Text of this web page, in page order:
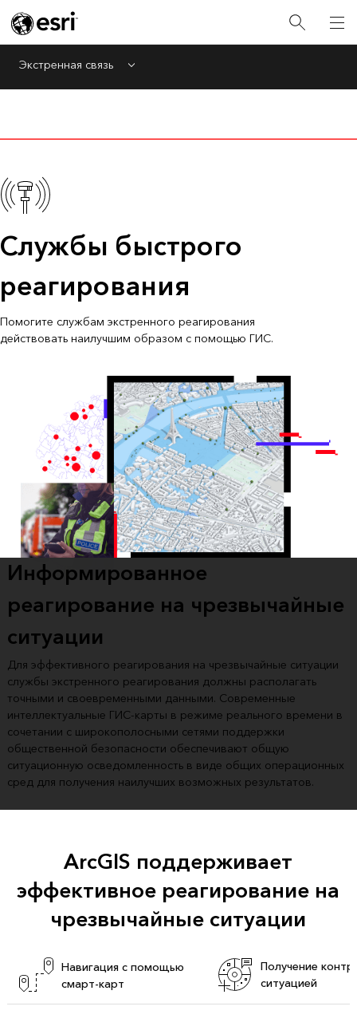
Экстренная связь Menu
Службы быстрого
реагирования
Помогите службам экстренного реагирования
действовать наилучшим образом с помощью ГИС.
Информированное
реагирование на чрезвычайные
ситуации
Для эффективного реагирования на чрезвычайные ситуации
службы экстренного реагирования должны располагать
точными и своевременными данными. Современные
интеллектуальные ГИС-карты в режиме реального времени в
сочетании с широкополосными сетями поддержки
общественной безопасности обеспечивают общую
ситуационную осведомленность в виде общих операционных
сред для получения наилучших возможных результатов.
ArcGIS поддерживает
эффективное реагирование на
чрезвычайные ситуации
Навигация с помощью
смарт-карт
Получение
ситуацией